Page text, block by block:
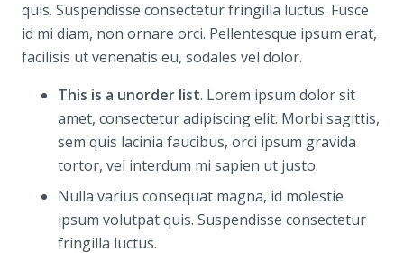
quis. Suspendisse consectetur fringilla luctus. Fusce
id mi diam, non ornare orci. Pellentesque ipsum erat,
facilisis ut venenatis eu, sodales vel dolor.
This is a unorder list. Lorem ipsum dolor sit
amet, consectetur adipiscing elit. Morbi sagittis,
sem quis lacinia faucibus, orci ipsum gravida
tortor, vel interdum mi sapien ut justo.
Nulla varius consequat magna, id molestie
ipsum volutpat quis. Suspendisse consectetur
fringilla luctus.